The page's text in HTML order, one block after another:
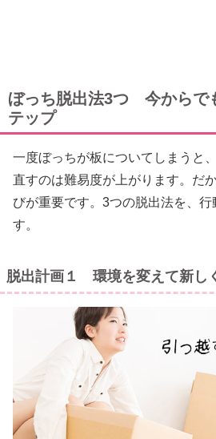
ぼっち脱出法3つ 今からで
テップ
一度ぼっちが板についてしまうと
直すのは難易度が上がります。だ
びが重要です。3つの脱出法を、行
す。
脱出計画１ 環境を変えて新し